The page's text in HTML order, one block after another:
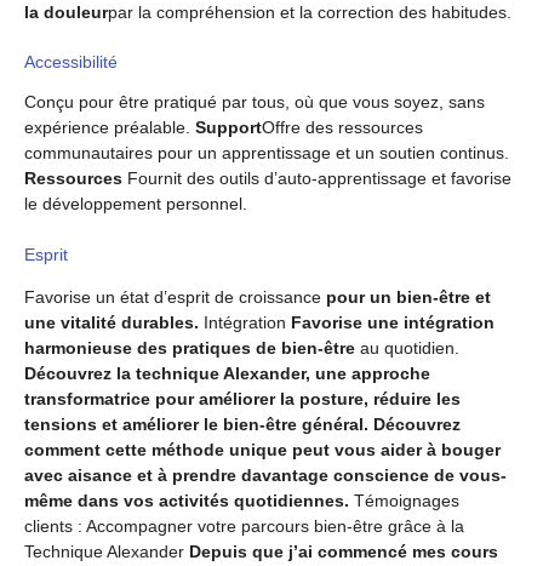
la douleurpar la compréhension et la correction des habitudes.
Accessibilité
Conçu pour être pratiqué par tous, où que vous soyez, sans
expérience préalable. SupportOffre des ressources
communautaires pour un apprentissage et un soutien continus.
Ressources Fournit des outils d’auto-apprentissage et favorise
le développement personnel.
Esprit
Favorise un état d’esprit de croissance pour un bien-être et
une vitalité durables. Intégration Favorise une intégration
harmonieuse des pratiques de bien-être au quotidien.
Découvrez la technique Alexander, une approche
transformatrice pour améliorer la posture, réduire les
tensions et améliorer le bien-être général. Découvrez
comment cette méthode unique peut vous aider à bouger
avec aisance et à prendre davantage conscience de vous-
même dans vos activités quotidiennes. Témoignages
clients : Accompagner votre parcours bien-être grâce à la
Technique Alexander Depuis que j’ai commencé mes cours